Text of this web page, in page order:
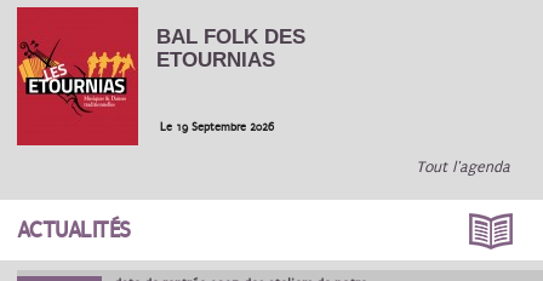
BAL FOLK DES
ETOURNIAS
Le 19 Septembre 2026
Tout l'agenda
ACTUALITÉS